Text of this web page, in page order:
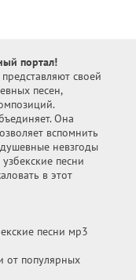
портал!
своей
песен,
Она
вспомнить
невзгоды
песни
в этот
песни мр3
от популярных